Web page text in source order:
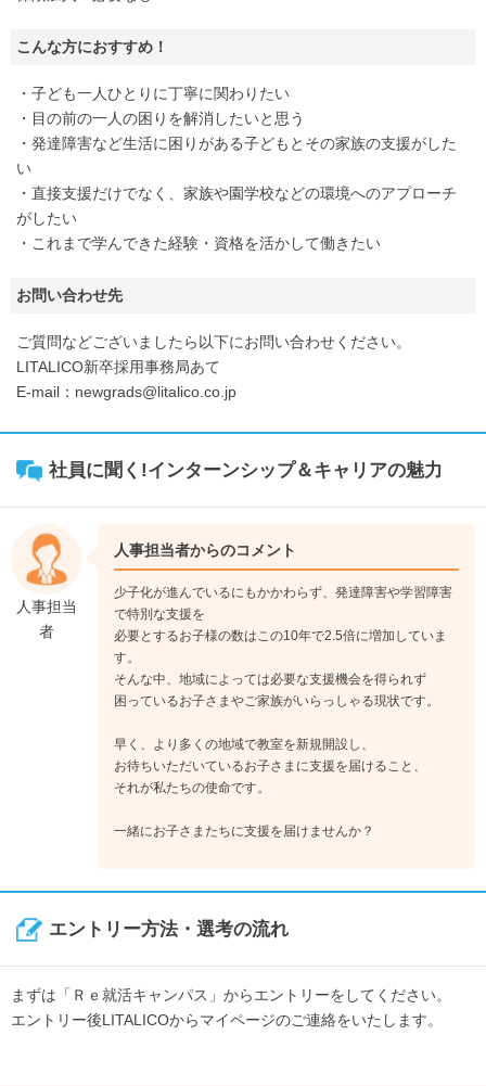
こんな方におすすめ！
・子ども一人ひとりに丁寧に関わりたい
・目の前の一人の困りを解消したいと思う
・発達障害など生活に困りがある子どもとその家族の支援がした
い
・直接支援だけでなく、家族や園学校などの環境へのアプローチ
がしたい
・これまで学んできた経験・資格を活かして働きたい
お問い合わせ先
ご質問などございましたら以下にお問い合わせください。
LITALICO新卒採用事務局あて
E-mail：newgrads@litalico.co.jp
社員に聞く!インターンシップ＆キャリアの魅力
人事担当
者
人事担当者からのコメント
少子化が進んでいるにもかかわらず、発達障害や学習障害
で特別な支援を
必要とするお子様の数はこの10年で2.5倍に増加していま
す。
そんな中、地域によっては必要な支援機会を得られず
困っているお子さまやご家族がいらっしゃる現状です。
早く、より多くの地域で教室を新規開設し、
お待ちいただいているお子さまに支援を届けること、
それが私たちの使命です。
一緒にお子さまたちに支援を届けませんか？
エントリー方法・選考の流れ
まずは「Ｒｅ就活キャンパス」からエントリーをしてください。
エントリー後LITALICOからマイページのご連絡をいたします。